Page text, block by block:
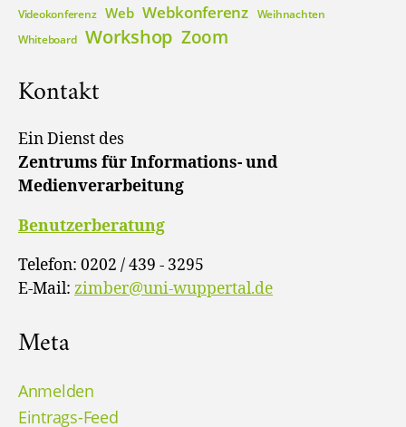
Videokonferenz Web Webkonferenz Weihnachten
Whiteboard Workshop Zoom
Kontakt
Ein Dienst des
Zentrums für Informations- und
Medienverarbeitung
Benutzerberatung
Telefon: 0202 / 439 - 3295
E-Mail: zimber@uni-wuppertal.de
Meta
Anmelden
Eintrags-Feed